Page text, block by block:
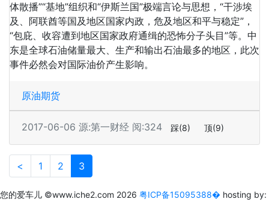
体散播”“基地”组织和“伊斯兰国”极端言论与思想，“干涉埃
及、阿联酋等国及地区国家内政，危及地区和平与稳定”，
“包庇、收容遭到地区国家政府通缉的恐怖分子头目”等。中
东是全球石油储量最大、生产和输出石油最多的地区，此次
事件必然会对国际油价产生影响。
原油期货
2017-06-06 源:第一财经 阅:324 踩(8) 顶(9)
< Previous
1 2 3
您的爱车儿 ©www.iche2.com 2026 粤ICP备15095388� hosting by: